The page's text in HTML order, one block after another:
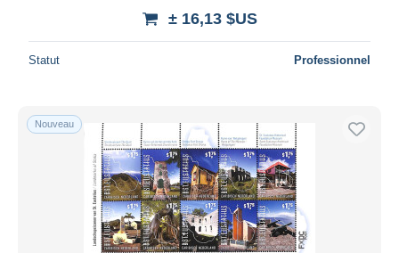
± 16,13 $US
Statut Professionnel
Nouveau